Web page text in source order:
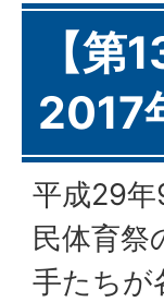
【第
2017
平成29年
民体育祭
手たちが